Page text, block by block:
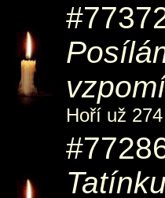
Hoří už